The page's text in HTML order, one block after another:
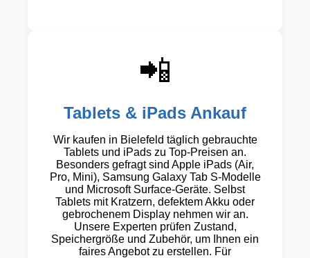
📲
Tablets & iPads Ankauf
Wir kaufen in Bielefeld täglich gebrauchte
Tablets und iPads zu Top-Preisen an.
Besonders gefragt sind Apple iPads (Air,
Pro, Mini), Samsung Galaxy Tab S-Modelle
und Microsoft Surface-Geräte. Selbst
Tablets mit Kratzern, defektem Akku oder
gebrochenem Display nehmen wir an.
Unsere Experten prüfen Zustand,
Speichergröße und Zubehör, um Ihnen ein
faires Angebot zu erstellen. Für